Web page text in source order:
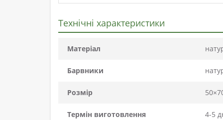
Технічні характеристики
Матеріал
Барвники
Розмір
Термін виготовлення 4-5